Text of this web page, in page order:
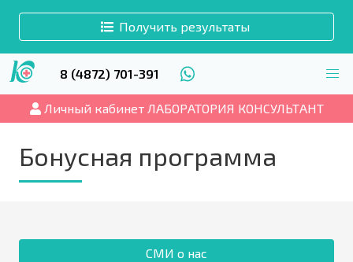
Получить результаты
8 (4872) 701-391
Личный кабинет ЛАБОРАТОРИЯ КОНСУЛЬТАНТ
Бонусная программа
СМИ о нас